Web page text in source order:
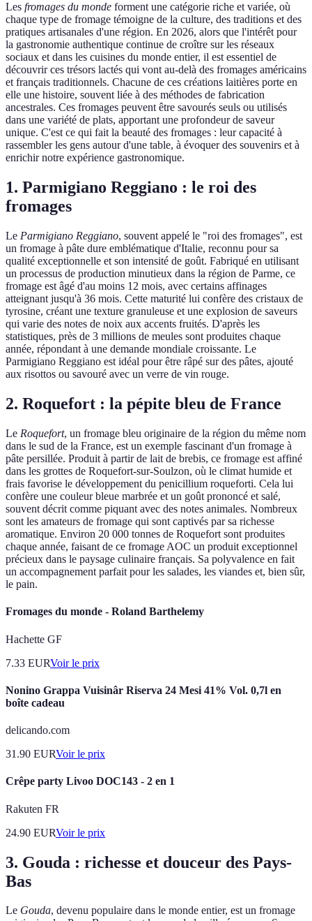
Les fromages du monde forment une catégorie riche et variée, où
chaque type de fromage témoigne de la culture, des traditions et des
pratiques artisanales d'une région. En 2026, alors que l'intérêt pour
la gastronomie authentique continue de croître sur les réseaux
sociaux et dans les cuisines du monde entier, il est essentiel de
découvrir ces trésors lactés qui vont au-delà des fromages américains
et français traditionnels. Chacune de ces créations laitières porte en
elle une histoire, souvent liée à des méthodes de fabrication
ancestrales. Ces fromages peuvent être savourés seuls ou utilisés
dans une variété de plats, apportant une profondeur de saveur
unique. C'est ce qui fait la beauté des fromages : leur capacité à
rassembler les gens autour d'une table, à évoquer des souvenirs et à
enrichir notre expérience gastronomique.
1. Parmigiano Reggiano : le roi des
fromages
Le Parmigiano Reggiano, souvent appelé le "roi des fromages", est
un fromage à pâte dure emblématique d'Italie, reconnu pour sa
qualité exceptionnelle et son intensité de goût. Fabriqué en utilisant
un processus de production minutieux dans la région de Parme, ce
fromage est âgé d'au moins 12 mois, avec certains affinages
atteignant jusqu'à 36 mois. Cette maturité lui confère des cristaux de
tyrosine, créant une texture granuleuse et une explosion de saveurs
qui varie des notes de noix aux accents fruités. D'après les
statistiques, près de 3 millions de meules sont produites chaque
année, répondant à une demande mondiale croissante. Le
Parmigiano Reggiano est idéal pour être râpé sur des pâtes, ajouté
aux risottos ou savouré avec un verre de vin rouge.
2. Roquefort : la pépite bleu de France
Le Roquefort, un fromage bleu originaire de la région du même nom
dans le sud de la France, est un exemple fascinant d'un fromage à
pâte persillée. Produit à partir de lait de brebis, ce fromage est affiné
dans les grottes de Roquefort-sur-Soulzon, où le climat humide et
frais favorise le développement du penicillium roqueforti. Cela lui
confère une couleur bleue marbrée et un goût prononcé et salé,
souvent décrit comme piquant avec des notes animales. Nombreux
sont les amateurs de fromage qui sont captivés par sa richesse
aromatique. Environ 20 000 tonnes de Roquefort sont produites
chaque année, faisant de ce fromage AOC un produit exceptionnel
précieux dans le paysage culinaire français. Sa polyvalence en fait
un accompagnement parfait pour les salades, les viandes et, bien sûr,
le pain.
Fromages du monde - Roland Barthelemy
Hachette GF
7.33 EURVoir le prix
Nonino Grappa Vuisinâr Riserva 24 Mesi 41% Vol. 0,7l en
boîte cadeau
delicando.com
31.90 EURVoir le prix
Crêpe party Livoo DOC143 - 2 en 1
Rakuten FR
24.90 EURVoir le prix
3. Gouda : richesse et douceur des Pays-
Bas
Le Gouda, devenu populaire dans le monde entier, est un fromage